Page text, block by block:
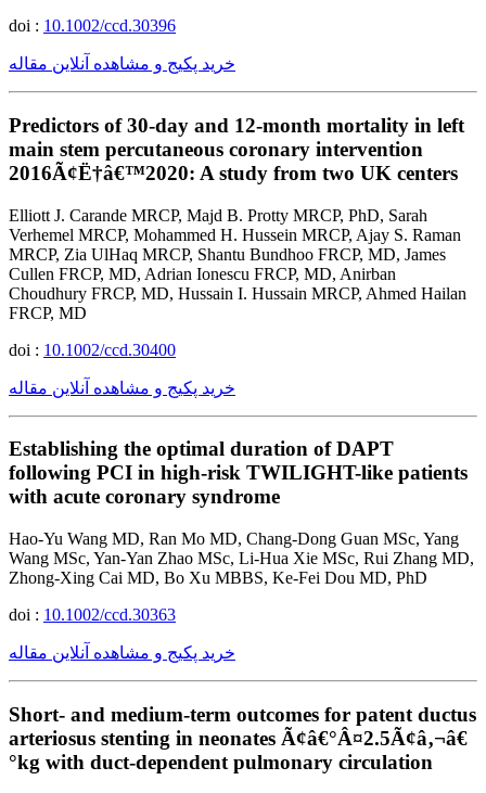
doi : 10.1002/ccd.30396
خرید پکیج و مشاهده آنلاین مقاله
Predictors of 30-day and 12-month mortality in left
main stem percutaneous coronary intervention
2016Ã¢Ë†â€™2020: A study from two UK centers
Elliott J. Carande MRCP, Majd B. Protty MRCP, PhD, Sarah
Verhemel MRCP, Mohammed H. Hussein MRCP, Ajay S. Raman
MRCP, Zia UlHaq MRCP, Shantu Bundhoo FRCP, MD, James
Cullen FRCP, MD, Adrian Ionescu FRCP, MD, Anirban
Choudhury FRCP, MD, Hussain I. Hussain MRCP, Ahmed Hailan
FRCP, MD
doi : 10.1002/ccd.30400
خرید پکیج و مشاهده آنلاین مقاله
Establishing the optimal duration of DAPT
following PCI in high-risk TWILIGHT-like patients
with acute coronary syndrome
Hao-Yu Wang MD, Ran Mo MD, Chang-Dong Guan MSc, Yang
Wang MSc, Yan-Yan Zhao MSc, Li-Hua Xie MSc, Rui Zhang MD,
Zhong-Xing Cai MD, Bo Xu MBBS, Ke-Fei Dou MD, PhD
doi : 10.1002/ccd.30363
خرید پکیج و مشاهده آنلاین مقاله
Short- and medium-term outcomes for patent ductus
arteriosus stenting in neonates Ã¢â€°Â¤2.5Ã¢â‚¬â€
°kg with duct-dependent pulmonary circulation